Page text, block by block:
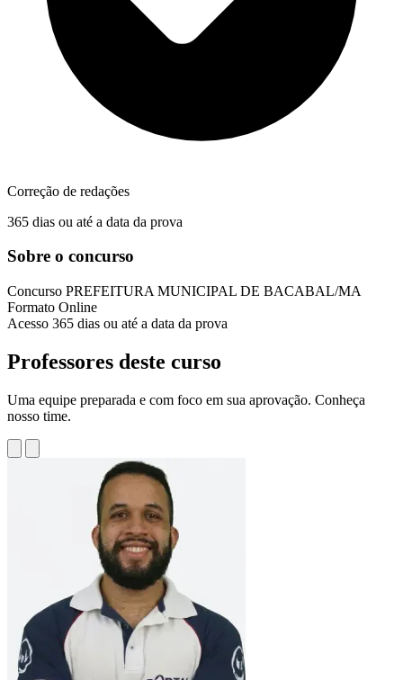
Correção de redações
365 dias ou até a data da prova
Sobre o concurso
Concurso PREFEITURA MUNICIPAL DE BACABAL/MA
Formato Online
Acesso 365 dias ou até a data da prova
Professores deste curso
Uma equipe preparada e com foco em sua aprovação. Conheça
nosso time.